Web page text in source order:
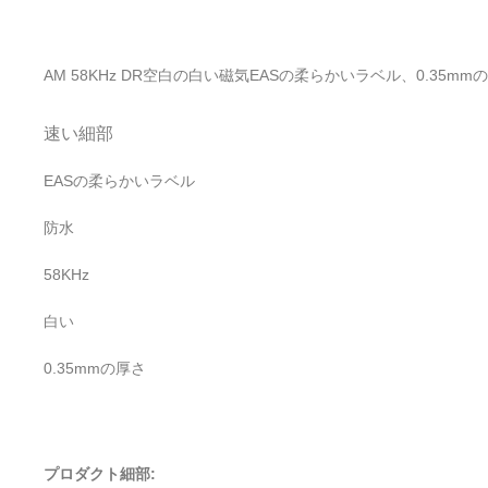
AM 58KHz DR空白の白い磁気EASの柔らかいラベル、0.35mm
速い細部
EASの柔らかいラベル
防水
58KHz
白い
0.35mmの厚さ
プロダクト細部: